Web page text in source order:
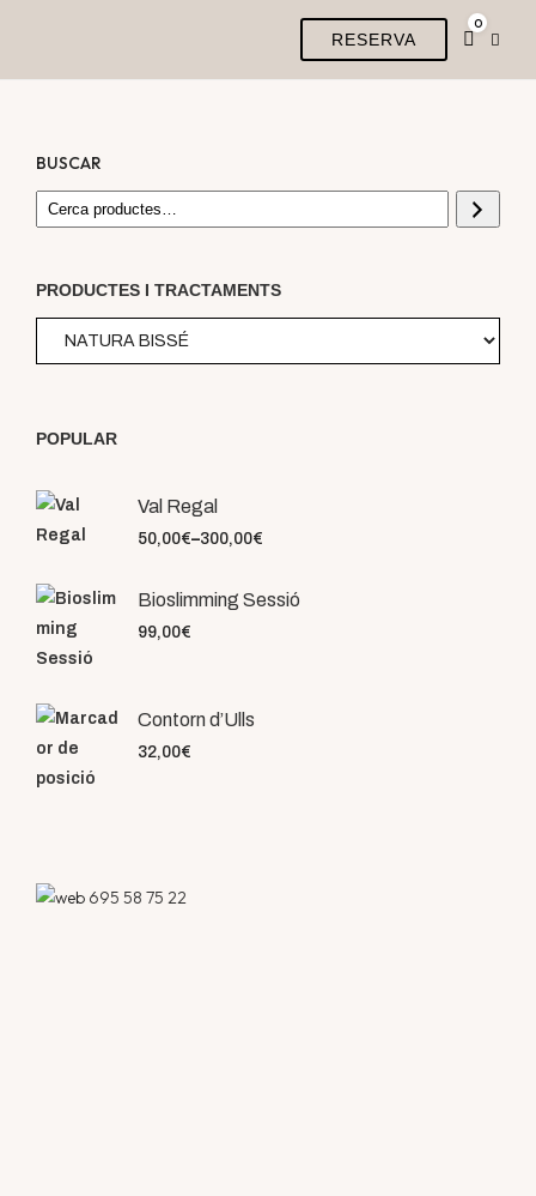
RESERVA
0
BUSCAR
PRODUCTES I TRACTAMENTS
POPULAR
Val Regal
50,00€–300,00€
Bioslimming Sessió
99,00€
Contorn d’Ulls
32,00€
695 58 75 22